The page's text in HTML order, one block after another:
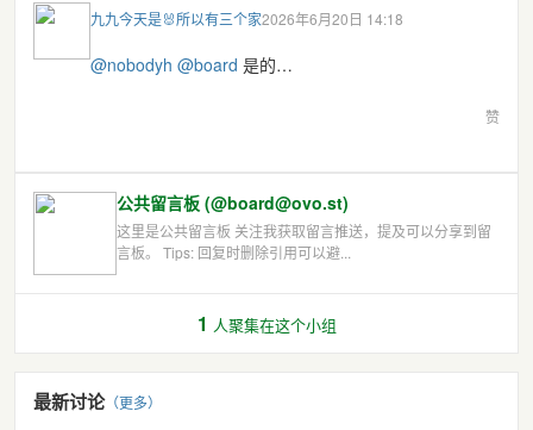
九九今天是🐰所以有三个家2026年6月20日 14:18
@nobodyh @board 是的…
赞
公共留言板 (@board@ovo.st)
这里是公共留言板 关注我获取留言推送，提及可以分享到留
言板。 Tips: 回复时删除引用可以避...
1 人聚集在这个小组
最新讨论（更多）